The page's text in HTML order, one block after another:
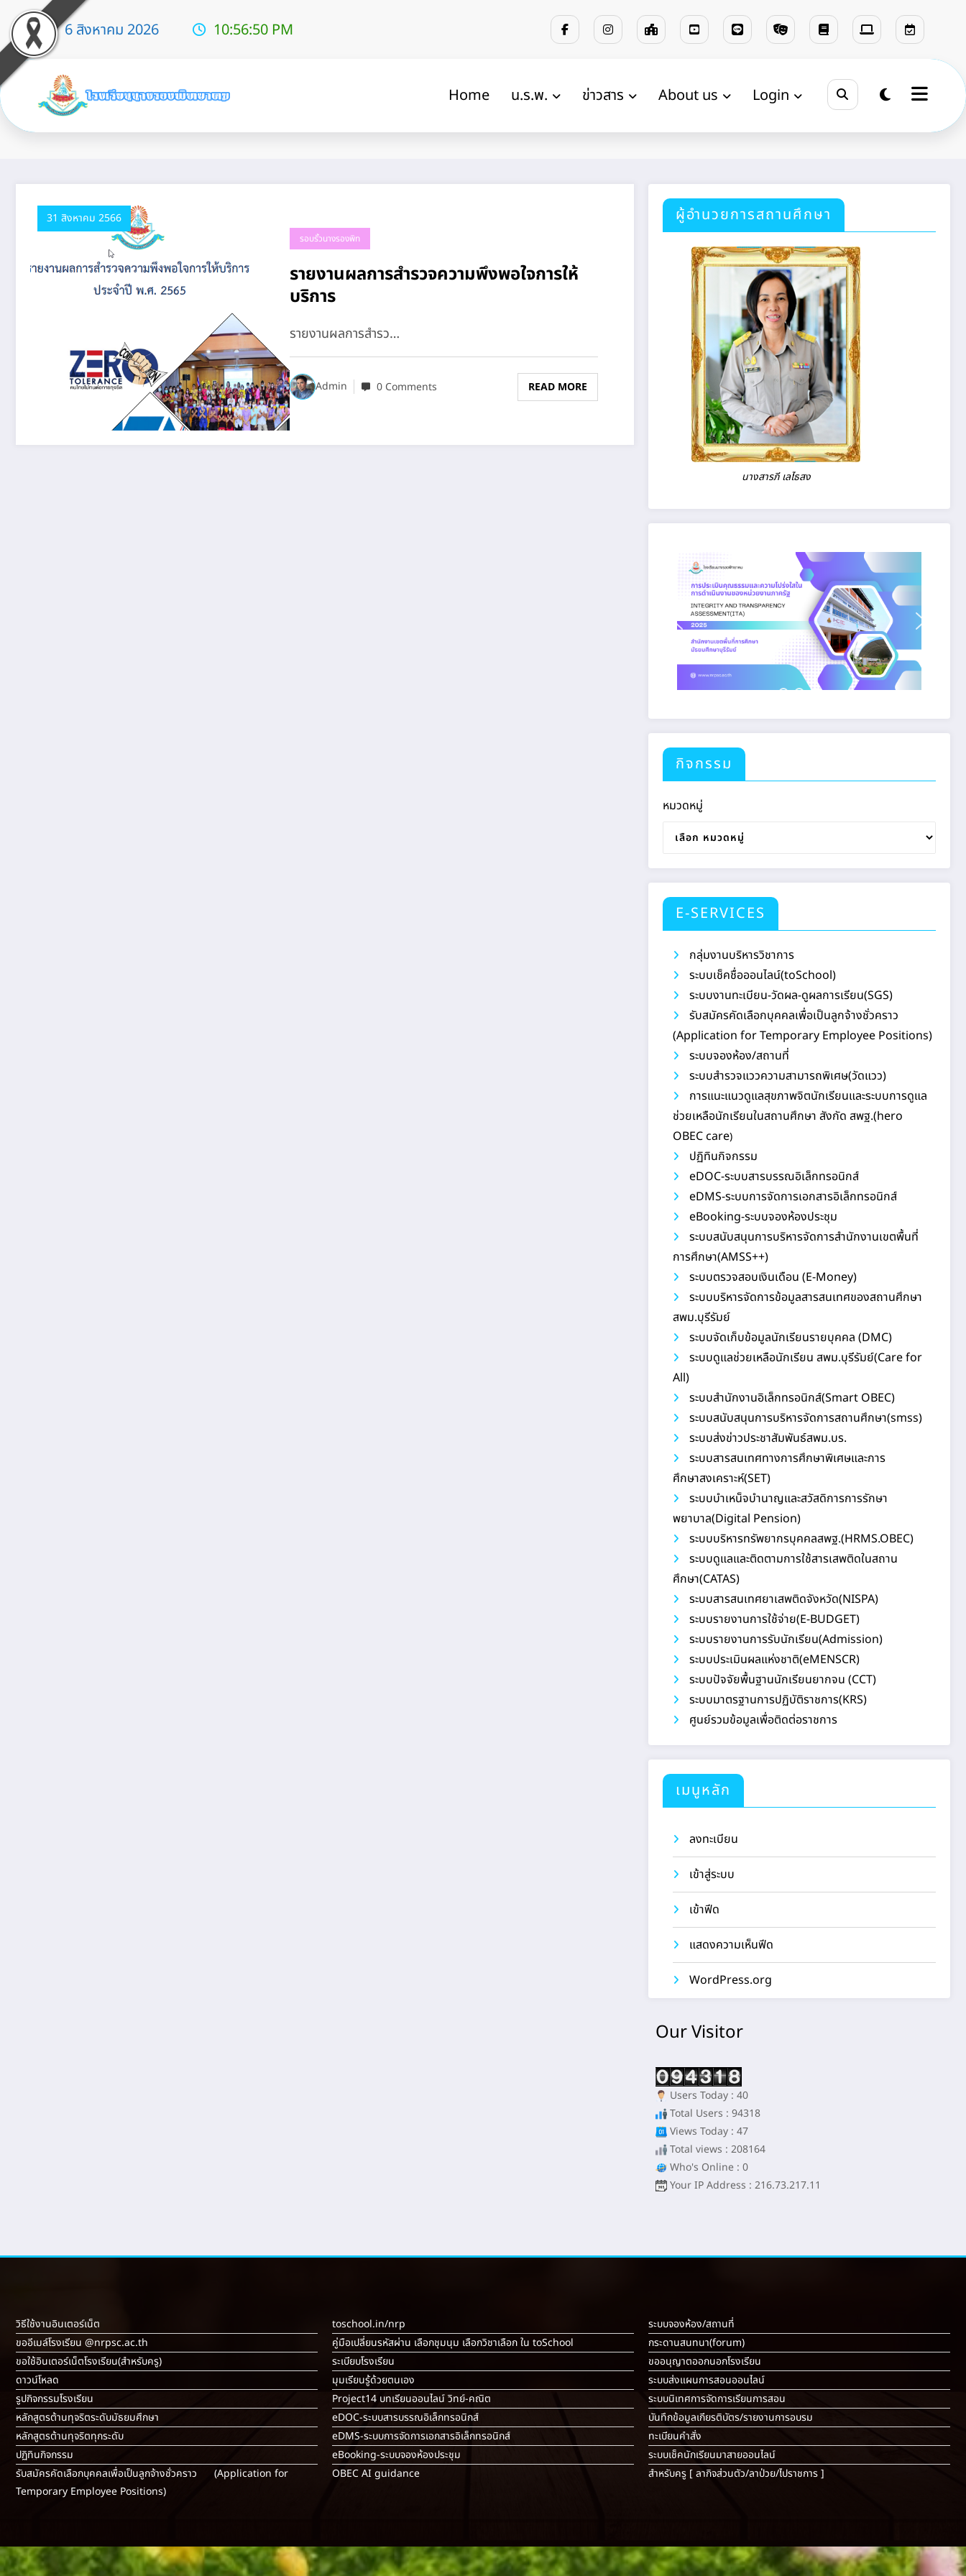
6 สิงหาคม 2026 10:56:51 PM
Home น.ร.พ. ข่าวสาร About us Login
Tag: ผลสำรวจ Home
31 สิงหาคม 2566
รอบรั้วนางรองพิท
รายงานผลการสำรวจความพึงพอใจการให้
บริการ
รายงานผลการสำรว…
Admin 0 Comments READ MORE
ผู้อำนวยการสถานศึกษา
นางสารภี เลไธสง
กิจกรรม
หมวดหมู่
E-SERVICES
กลุ่มงานบริหารวิชาการ
ระบบเช็คชื่อออนไลน์(toSchool)
ระบบงานทะเบียน-วัดผล-ดูผลการเรียน(SGS)
รับสมัครคัดเลือกบุคคลเพื่อเป็นลูกจ้างชั่วคราว
(Application for Temporary Employee Positions)
ระบบจองห้อง/สถานที่
ระบบสำรวจแววความสามารถพิเศษ(วัดแวว)
การแนะแนวดูแลสุขภาพจิตนักเรียนและระบบการดูแล
ช่วยเหลือนักเรียนในสถานศึกษา สังกัด สพฐ.(hero
OBEC care)
ปฏิทินกิจกรรม
eDOC-ระบบสารบรรณอิเล็กทรอนิกส์
eDMS-ระบบการจัดการเอกสารอิเล็กทรอนิกส์
eBooking-ระบบจองห้องประชุม
ระบบสนับสนุนการบริหารจัดการสำนักงานเขตพื้นที่
การศึกษา(AMSS++)
ระบบตรวจสอบเงินเดือน (E-Money)
ระบบบริหารจัดการข้อมูลสารสนเทศของสถานศึกษา
สพม.บุรีรัมย์
ระบบจัดเก็บข้อมูลนักเรียนรายบุคคล (DMC)
ระบบดูแลช่วยเหลือนักเรียน สพม.บุรีรัมย์(Care for
All)
ระบบสำนักงานอิเล็กทรอนิกส์(Smart OBEC)
ระบบสนับสนุนการบริหารจัดการสถานศึกษา(smss)
ระบบส่งข่าวประชาสัมพันธ์สพม.บร.
ระบบสารสนเทศทางการศึกษาพิเศษและการ
ศึกษาสงเคราะห์(SET)
ระบบบำเหน็จบำนาญและสวัสดิการการรักษา
พยาบาล(Digital Pension)
ระบบบริหารทรัพยากรบุคคลสพฐ.(HRMS.OBEC)
ระบบดูแลและติดตามการใช้สารเสพติดในสถาน
ศึกษา(CATAS)
ระบบสารสนเทศยาเสพติดจังหวัด(NISPA)
ระบบรายงานการใช้จ่าย(E-BUDGET)
ระบบรายงานการรับนักเรียน(Admission)
ระบบประเมินผลแห่งชาติ(eMENSCR)
ระบบปัจจัยพื้นฐานนักเรียนยากจน (CCT)
ระบบมาตรฐานการปฏิบัติราชการ(KRS)
ศูนย์รวมข้อมูลเพื่อติดต่อราชการ
เมนูหลัก
ลงทะเบียน
เข้าสู่ระบบ
เข้าฟีด
แสดงความเห็นฟีด
WordPress.org
Our Visitor
Users Today : 40
Total Users : 94318
Views Today : 47
Total views : 208164
Who's Online : 0
Your IP Address : 216.73.217.11
วิธีใช้งานอินเตอร์เน็ต
ขออีเมล์โรงเรียน @nrpsc.ac.th
ขอใช้อินเตอร์เน็ตโรงเรียน(สำหรับครู)
ดาวน์โหลด
รูปกิจกรรมโรงเรียน
หลักสูตรต้านทุจริตระดับมัธยมศึกษา
หลักสูตรต้านทุจริตทุกระดับ
ปฏิทินกิจกรรม
รับสมัครคัดเลือกบุคคลเพื่อเป็นลูกจ้างชั่วคราว (Application for
Temporary Employee Positions)
toschool.in/nrp
คู่มือเปลี่ยนรหัสผ่าน เลือกชุมนุม เลือกวิชาเลือก ใน toSchool
ระเบียบโรงเรียน
มุมเรียนรู้ด้วยตนเอง
Project14 บทเรียนออนไลน์ วิทย์-คณิต
eDOC-ระบบสารบรรณอิเล็กทรอนิกส์
eDMS-ระบบการจัดการเอกสารอิเล็กทรอนิกส์
eBooking-ระบบจองห้องประชุม
OBEC AI guidance
ระบบจองห้อง/สถานที่
กระดานสนทนา(forum)
ขออนุญาตออกนอกโรงเรียน
ระบบส่งแผนการสอนออนไลน์
ระบบนิเทศการจัดการเรียนการสอน
บันทึกข้อมูลเกียรติบัตร/รายงานการอบรม
ทะเบียนคำสั่ง
ระบบเช็คนักเรียนมาสายออนไลน์
สำหรับครู [ลากิจส่วนตัว/ลาป่วย/ไปราชการ]